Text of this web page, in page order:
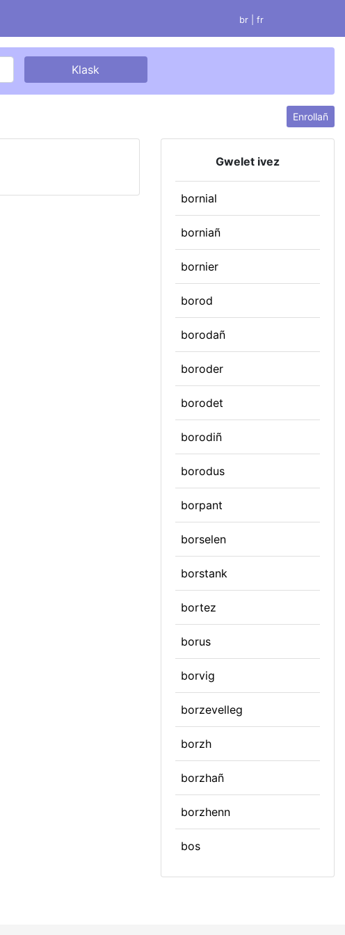
br | fr
Enrollañ
Gwelet ivez
bornial
borniañ
bornier
borod
borodañ
boroder
borodet
borodiñ
borodus
borpant
borselen
borstank
bortez
borus
borvig
borzevelleg
borzh
borzhañ
borzhenn
bos